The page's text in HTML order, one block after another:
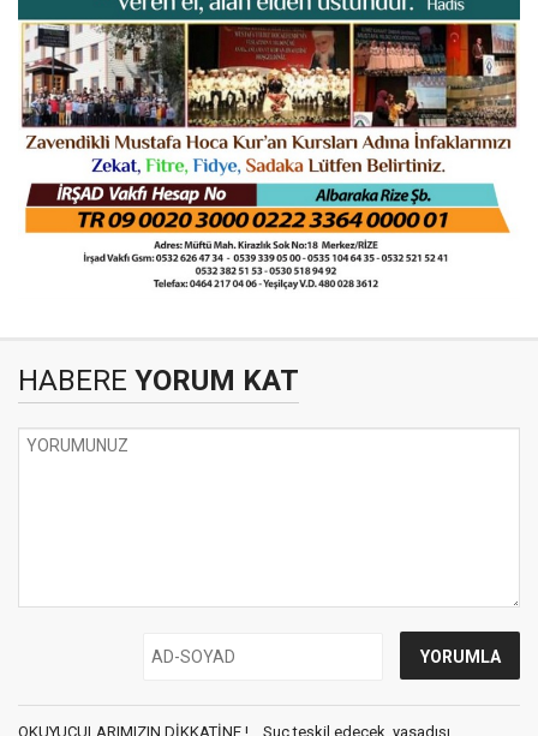
HABERE YORUM KAT
OKUYUCULARIMIZIN DİKKATİNE !... Suç teşkil edecek, yasadışı,